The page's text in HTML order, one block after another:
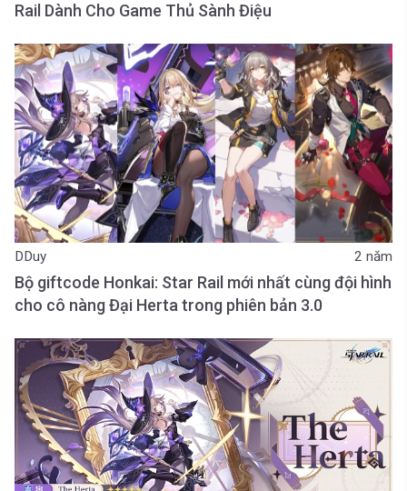
Rail Dành Cho Game Thủ Sành Điệu
DDuy 2 năm
Bộ giftcode Honkai: Star Rail mới nhất cùng đội hình
cho cô nàng Đại Herta trong phiên bản 3.0